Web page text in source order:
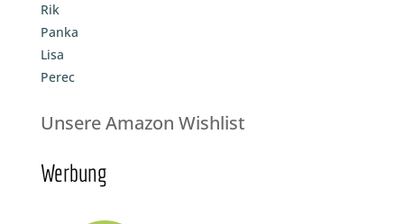
Rik
Panka
Lisa
Perec
Unsere Amazon Wishlist
Werbung